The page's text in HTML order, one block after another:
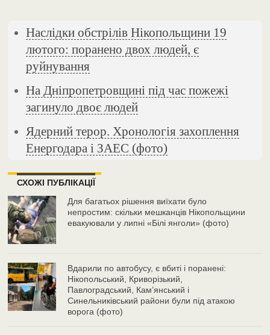
Наслідки обстрілів Нікопольщини 19
лютого: поранено двох людей, є
руйнування
На Дніпропетровщині під час пожежі
загинуло двоє людей
Ядерний терор. Хронологія захоплення
Енергодара і ЗАЕС (фото)
СХОЖІ ПУБЛІКАЦІЇ
Для багатьох рішення виїхати було
непростим: скільки мешканців Нікопольщини
евакуювали у липні «Білі янголи» (фото)
Вдарили по автобусу, є вбиті і поранені:
Нікопольський, Криворізький,
Павлоградський, Кам’янський і
Синельниківський райони були під атакою
ворога (фото)